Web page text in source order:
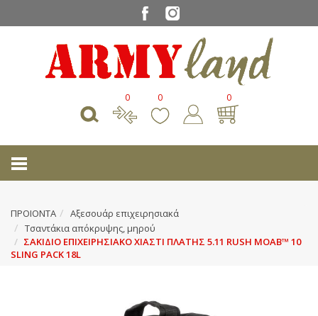
0 0 0
ΠΡΟΙΟΝΤΑ
Αξεσουάρ επιχειρησιακά
Τσαντάκια απόκρυψης, μηρού
ΣΑΚΙΔΙΟ ΕΠΙΧΕΙΡΗΣΙΑΚΟ ΧΙΑΣΤΙ ΠΛΑΤΗΣ 5.11 RUSH MOAB™ 10
SLING PACK 18L